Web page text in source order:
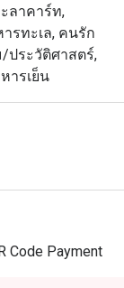
ลาคาร์ท,
รทะเล, คนรัก
/ประวัติศาสตร์,
ารเย็น
Code Payment